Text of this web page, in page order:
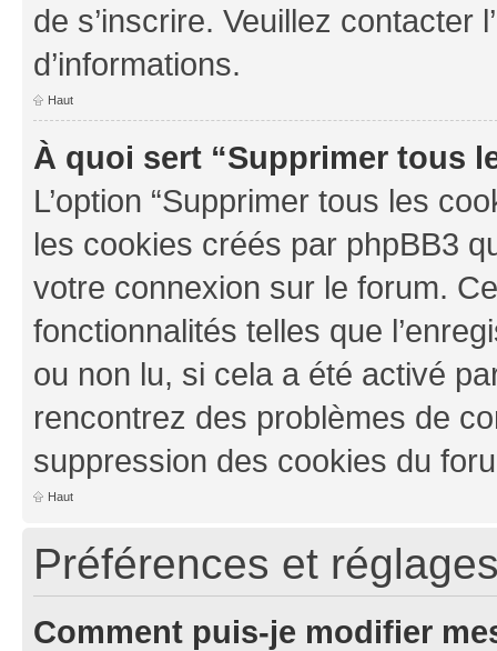
de s’inscrire. Veuillez contacter
d’informations.
Haut
À quoi sert “Supprimer tous
L’option “Supprimer tous les
les cookies créés par phpBB3
votre connexion sur le forum.
fonctionnalités telles que
ou non lu, si cela a été activé
rencontrez des problèmes de
suppression des cookies du
Haut
Préférences et
Comment puis-je modifier